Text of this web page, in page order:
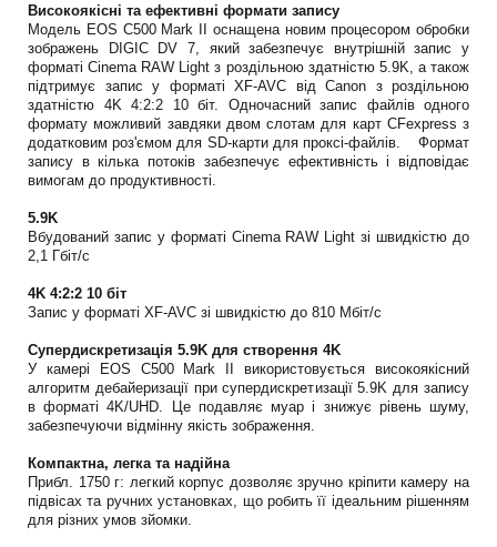
Високоякісні та ефективні формати запису
Модель EOS C500 Mark II оснащена новим процесором обробки
зображень DIGIC DV 7, який забезпечує внутрішній запис у
форматі Cinema RAW Light з роздільною здатністю 5.9K, а також
підтримує запис у форматі XF-AVC від Canon з роздільною
здатністю 4K 4:2:2 10 біт. Одночасний запис файлів одного
формату можливий завдяки двом слотам для карт CFexpress з
додатковим роз'ємом для SD-карти для проксі-файлів. Формат
запису в кілька потоків забезпечує ефективність і відповідає
вимогам до продуктивності.
5.9K
Вбудований запис у форматі Cinema RAW Light зі швидкістю до
2,1 Гбіт/с
4K 4:2:2 10 біт
Запис у форматі XF-AVC зі швидкістю до 810 Мбіт/с
Супердискретизація 5.9K для створення 4K
У камері EOS C500 Mark II використовується високоякісний
алгоритм дебайеризації при супердискретизації 5.9K для запису
в форматі 4K/UHD. Це подавляє муар і знижує рівень шуму,
забезпечуючи відмінну якість зображення.
Компактна, легка та надійна
Прибл. 1750 г: легкий корпус дозволяє зручно кріпити камеру на
підвісах та ручних установках, що робить її ідеальним рішенням
для різних умов зйомки.